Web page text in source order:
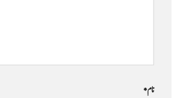
نام*